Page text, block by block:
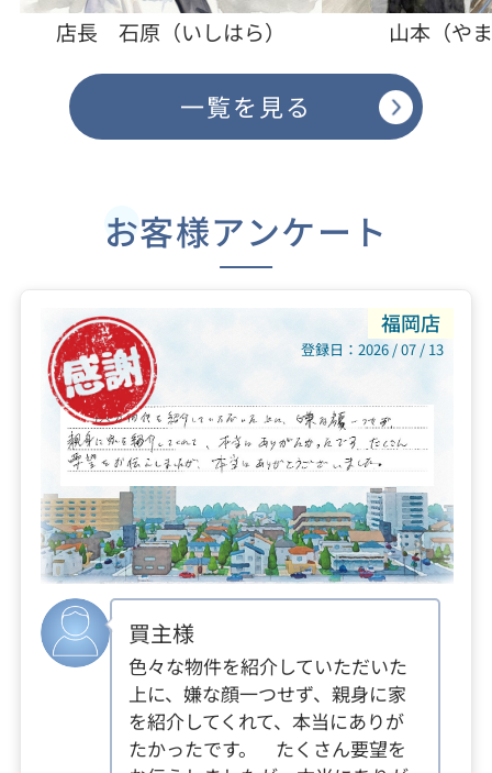
【休業期間： 2025年12月27日(土) ～ 2026
年1月4日(日) 】
2025.11.30
宅価格は中心部（博多区・中央区など）で堅調に推移、郊外は
おおむね横ばい。中心部は資産性が評価されやすい。取引件数
店長 石原（いしはら） 山本（や
一覧を見る
お客様アンケート
福岡店
登録日：2026 / 07 / 13
買主様
色々な物件を紹介していただいた
上に、嫌な顔一つせず、親身に家
を紹介してくれて、本当にありが
たかったです。 たくさん要望を